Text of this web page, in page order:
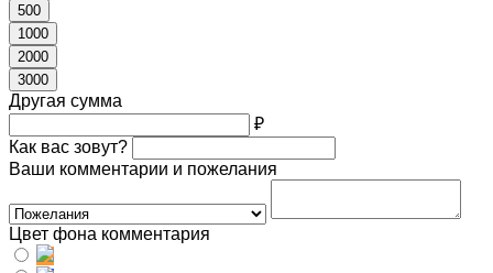
500
1000
2000
3000
Другая сумма
₽
Как вас зовут?
Ваши комментарии и пожелания
Цвет фона комментария